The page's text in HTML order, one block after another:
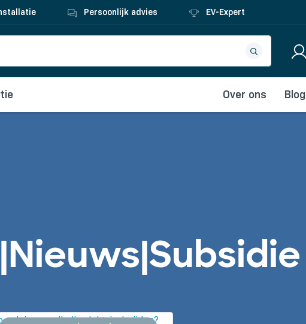
Persoonlijk advies EV-Expert
Over ons Blog